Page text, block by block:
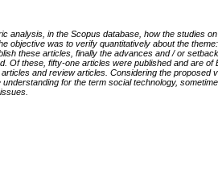
analysis, in the Scopus database, how the studies
objective was to verify quantitatively about the
these articles, finally the advances and / or
Of these, fifty-one articles were published and are
and review articles. Considering the proposed
for the term social technology,